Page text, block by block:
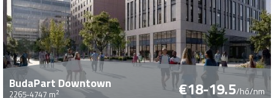
BudaPart Downtown
2265-4747 m2 €18-19.5/hó/nm